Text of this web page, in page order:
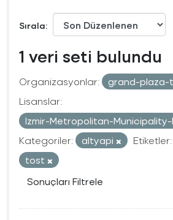
Sırala
1 veri seti bulundu
Organizasyonlar:
grand-plaza-
Lisanslar:
Izmir-Metropolitan-
Kategoriler:
altyapi Etiketler:
tost
Sonuçları Filtrele